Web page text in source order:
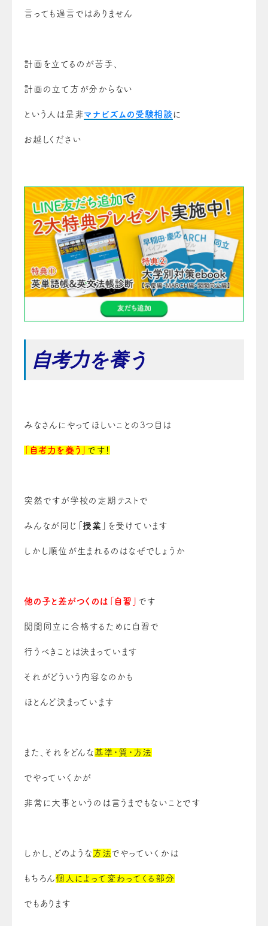
言っても過言ではありません
計画を立てるのが苦手、
計画の立て方が分からない
という人は是非マナビズムの受験相談に
お越しください
自考力を養う
みなさんにやってほしいことの3つ目は
「自考力を養う」 です！
突然ですが学校の定期テストで
みんなが同じ 「授業」 を受けています
しかし順位が生まれるのはなぜでしょうか
他の子と差がつくのは「自習」 です
関関同立 に合格するために自習で
行うべきことは決まっています
それがどういう内容なのかも
ほとんど決まっています
また、それをどんな 基準・質・方法
でやっていくかが
非常に大事というのは言うまでもないことです
しかし、どのような 方法でやっていくかは
もちろん個人によって変わってくる部分
でもあります